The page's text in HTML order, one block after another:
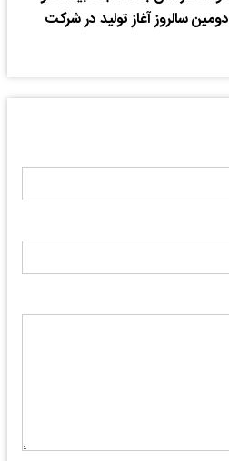
دومین سالروز آغاز تولید در شرکت